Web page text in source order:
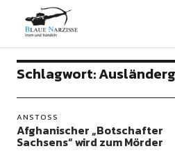
Blaue Narzisse
Schlagwort:
ANSTOSS
Afghanischer „Botschafter
Sachsens“ wird zum Mörder